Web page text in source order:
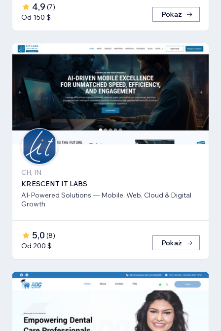
4,9 (7)
Od 150 $
Pokaż
CH, IN
KRESCENT IT LABS
AI-Powered Solutions — Mobile, Web, Cloud & Digital
Growth
5,0 (8)
Od 200 $
Pokaż